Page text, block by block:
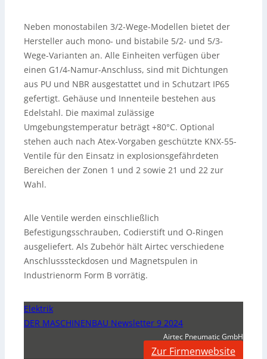
Neben monostabilen 3/2-Wege-Modellen bietet der
Hersteller auch mono- und bistabile 5/2- und 5/3-
Wege-Varianten an. Alle Einheiten verfügen über
einen G1/4-Namur-Anschluss, sind mit Dichtungen
aus PU und NBR ausgestattet und in Schutzart IP65
gefertigt. Gehäuse und Innenteile bestehen aus
Edelstahl. Die maximal zulässige
Umgebungstemperatur beträgt +80°C. Optional
stehen auch nach Atex-Vorgaben geschützte KNX-55-
Ventile für den Einsatz in explosionsgefährdeten
Bereichen der Zonen 1 und 2 sowie 21 und 22 zur
Wahl.
Alle Ventile werden einschließlich
Befestigungsschrauben, Codierstift und O-Ringen
ausgeliefert. Als Zubehör hält Airtec verschiedene
Anschlusssteckdosen und Magnetspulen in
Industrienorm Form B vorrätig.
Elektrik
DER MASCHINENBAU Newsletter 9 2024
Airtec Pneumatic GmbH
Zur Firmenwebsite